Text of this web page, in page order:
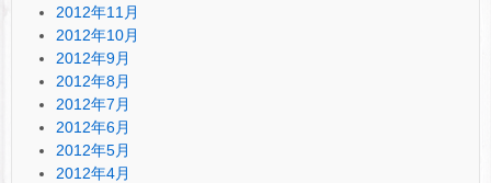
2012年11月
2012年10月
2012年9月
2012年8月
2012年7月
2012年6月
2012年5月
2012年4月